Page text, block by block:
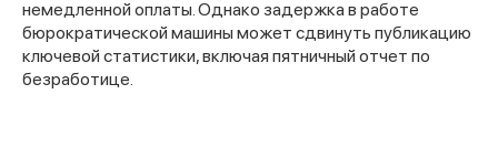
немедленной оплаты. Однако задержка в работе
бюрократической машины может сдвинуть публикацию
ключевой статистики, включая пятничный отчет по
безработице.